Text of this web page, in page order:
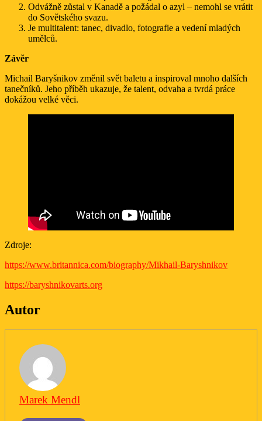
Odvážně zůstal v Kanadě a požádal o azyl – nemohl se vrátit
do Sovětského svazu.
Je multitalent: tanec, divadlo, fotografie a vedení mladých
umělců.
Závěr
Michail Baryšnikov změnil svět baletu a inspiroval mnoho dalších
tanečníků. Jeho příběh ukazuje, že talent, odvaha a tvrdá práce
dokážou velké věci.
Zdroje:
https://www.britannica.com/biography/Mikhail-Baryshnikov
https://baryshnikovarts.org
Autor
Marek Mendl